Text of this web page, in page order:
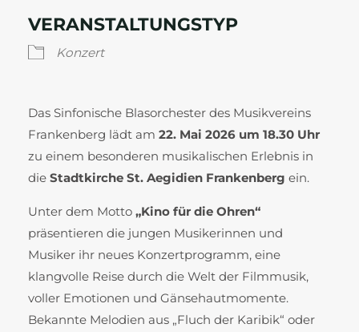
VERANSTALTUNGSTYP
Konzert
Das Sinfonische Blasorchester des Musikvereins
Frankenberg lädt am22. Mai 2026 um 18.30 Uhr
zu einem besonderen musikalischen Erlebnis in
dieStadtkirche St. Aegidien Frankenberg ein.
Unter dem Motto„Kino für die Ohren“
präsentieren die jungen Musikerinnen und
Musiker ihr neues Konzertprogramm, eine
klangvolle Reise durch die Welt der Filmmusik,
voller Emotionen und Gänsehautmomente.
Bekannte Melodien aus „Fluch der Karibik“ oder